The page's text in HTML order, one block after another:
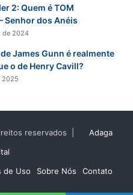
2: Quem é TOM
Senhor dos Anéis
de 2024
James Gunn é realmente
o de Henry Cavill?
2025
reservados |
Adaga
de Uso Sobre Nós Contato